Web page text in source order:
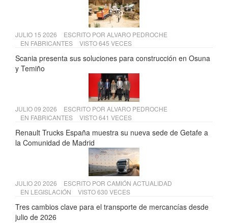
JULIO 15 2026 ESCRITO POR ALVARO PEDROCHE
EN FABRICANTES VISTO 645 VECES
Scania presenta sus soluciones para construcción en Osuna
y Temiño
JULIO 09 2026 ESCRITO POR ALVARO PEDROCHE
EN FABRICANTES VISTO 641 VECES
Renault Trucks España muestra su nueva sede de Getafe a
la Comunidad de Madrid
JULIO 20 2026 ESCRITO POR CAMIÓN ACTUALIDAD
EN LEGISLACIÓN VISTO 630 VECES
Tres cambios clave para el transporte de mercancías desde
julio de 2026